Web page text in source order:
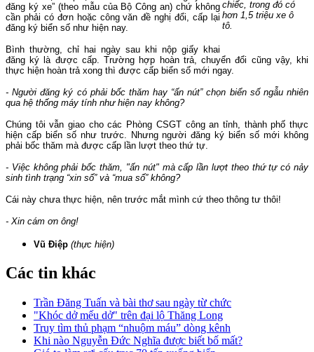
chiếc, trong đó có
hơn 1,5 triệu xe ô
tô.
đăng ký xe” (theo mẫu của Bộ Công an) chứ không
cần phải có đơn hoặc công văn đề nghị đổi, cấp lại
đăng ký biển số như hiện nay.
Bình thường, chỉ hai ngày sau khi nộp giấy khai
đăng ký là được cấp. Trường hợp hoàn trả, chuyển đổi cũng vậy, khi
thực hiện hoàn trả xong thì được cấp biển số mới ngay.
- Người đăng ký có phải bốc thăm hay “ấn nút” chọn biển số ngẫu nhiên
qua hệ thống máy tính như hiện nay không?
Chúng tôi vẫn giao cho các Phòng CSGT công an tỉnh, thành phố thực
hiện cấp biển số như trước. Nhưng người đăng ký biển số mới không
phải bốc thăm mà được cấp lần lượt theo thứ tự.
- Việc không phải bốc thăm, "ấn nút" mà cấp lần lượt theo thứ tự có nảy
sinh tình trạng “xin số” và “mua số” không?
Cái này chưa thực hiện, nên trước mắt mình cứ theo thông tư thôi!
- Xin cám ơn ông!
Vũ Điệp (thực hiện)
Các tin khác
Trần Đăng Tuấn và bài thơ sau ngày từ chức
"Khóc dở mếu dở" trên đại lộ Thăng Long
Truy tìm thủ phạm “nhuộm máu” dòng kênh
Khi nào Nguyễn Đức Nghĩa được biết bố mất?